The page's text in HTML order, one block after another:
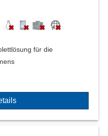
für die